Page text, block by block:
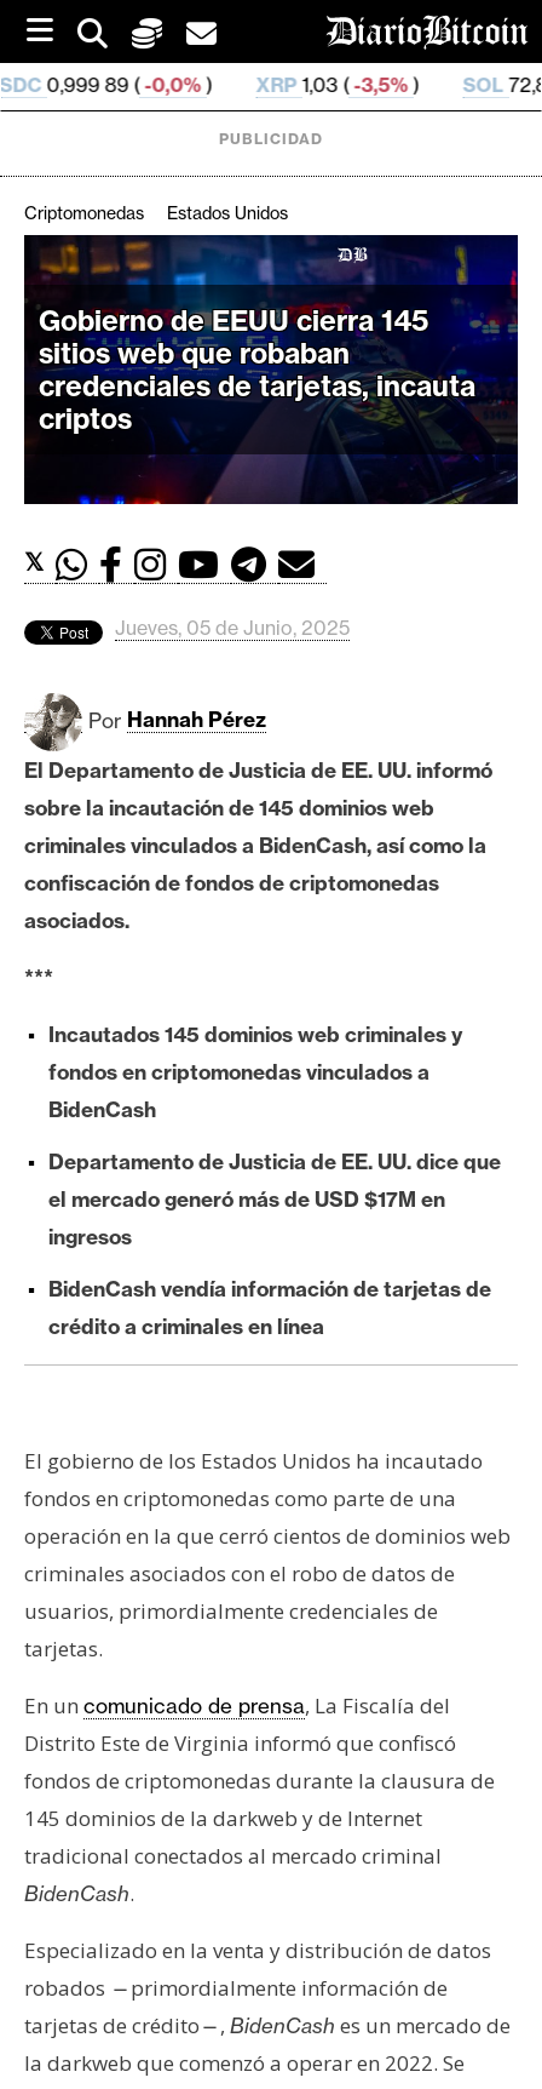
i
p
t
o
(-0,0%) XRP1,03 ( -3,5%) SOL72,84 ( -2,07%)
C
r
i
p
t
o
a
o
i
t
c
o
n
t
h
e
e
u
m
I
A
n
á
i
s
i
s
N
o
t
a
s
e
P
r
e
n
s
PUBLICIDAD
Criptomonedas Estados Unidos
Gobierno de EEUU cierra 145
sitios web que robaban
credenciales de tarjetas, incauta
criptos
𝕏
Jueves, 05 de Junio, 2025
Por Hannah Pérez
El Departamento de Justicia de EE. UU. informó
sobre la incautación de 145 dominios web
criminales vinculados a BidenCash, así como la
confiscación de fondos de criptomonedas
asociados.
***
Incautados 145 dominios web criminales y
fondos en criptomonedas vinculados a
BidenCash
Departamento de Justicia de EE. UU. dice que
el mercado generó más de USD $17M en
ingresos
BidenCash vendía información de tarjetas de
crédito a criminales en línea
El gobierno de los Estados Unidos ha incautado
fondos en criptomonedas como parte de una
operación en la que cerró cientos de dominios web
criminales asociados con el robo de datos de
usuarios, primordialmente credenciales de
tarjetas.
En un comunicado de prensa, La Fiscalía del
Distrito Este de Virginia informó que confiscó
fondos de criptomonedas durante la clausura de
145 dominios de la darkweb y de Internet
tradicional conectados al mercado criminal
BidenCash.
Especializado en la venta y distribución de datos
robados —primordialmente información de
tarjetas de crédito—, BidenCash es un mercado de
la darkweb que comenzó a operar en 2022. Se